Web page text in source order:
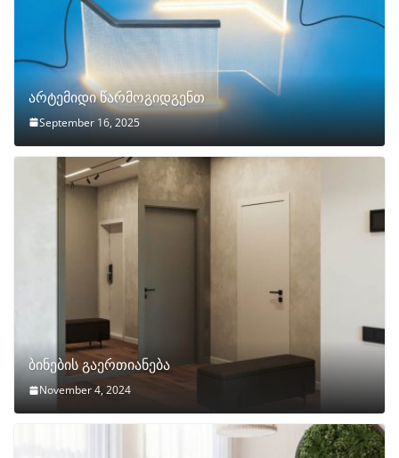
არტემიდი წარმოგიდგენთ
September 16, 2025
ბინების გაერთიანება
November 4, 2024